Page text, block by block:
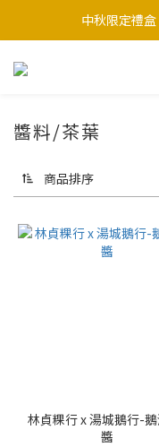
中秋限定-福
中秋限定禮
中秋限定-
醬料/茶葉
商品排序
林貞粿行 x 湯城鵝行-鵝
醬